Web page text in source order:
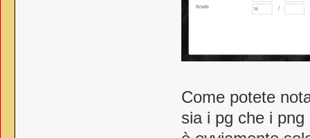
Come potete
sia i pg che i